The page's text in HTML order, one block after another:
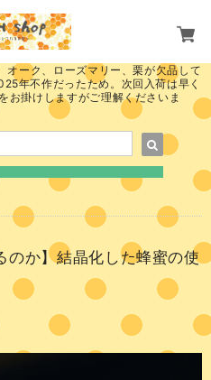
ーク、ローズマリー、栗が欠品して
年不作だったため。次回入荷は早く
掛けしますがご理解くださいま
のか】結晶化した蜂蜜の使